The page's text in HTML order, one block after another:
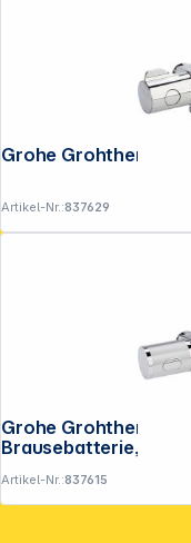
Artikel-Nr.:837629
Grohe Grohtherm 1000
Brausebatterie, 1/2"
Artikel-Nr.:837615